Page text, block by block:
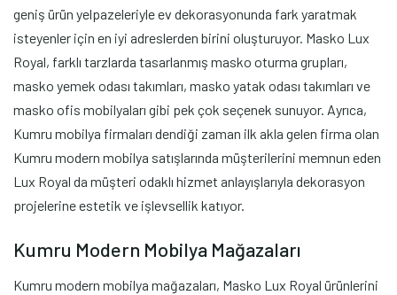
geniş ürün yelpazeleriyle ev dekorasyonunda fark yaratmak
isteyenler için en iyi adreslerden birini oluşturuyor. Masko Lux
Royal, farklı tarzlarda tasarlanmış masko oturma grupları,
masko yemek odası takımları, masko yatak odası takımları ve
masko ofis mobilyaları gibi pek çok seçenek sunuyor. Ayrıca,
Kumru mobilya firmaları dendiği zaman ilk akla gelen firma olan
Kumru modern mobilya satışlarında müşterilerini memnun eden
Lux Royal da müşteri odaklı hizmet anlayışlarıyla dekorasyon
projelerine estetik ve işlevsellik katıyor.
Kumru Modern Mobilya Mağazaları
Kumru modern mobilya mağazaları, Masko Lux Royal ürünlerini